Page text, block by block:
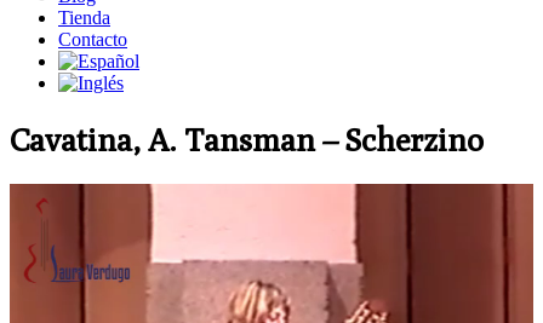
Tienda
Contacto
Cavatina, A. Tansman – Scherzino